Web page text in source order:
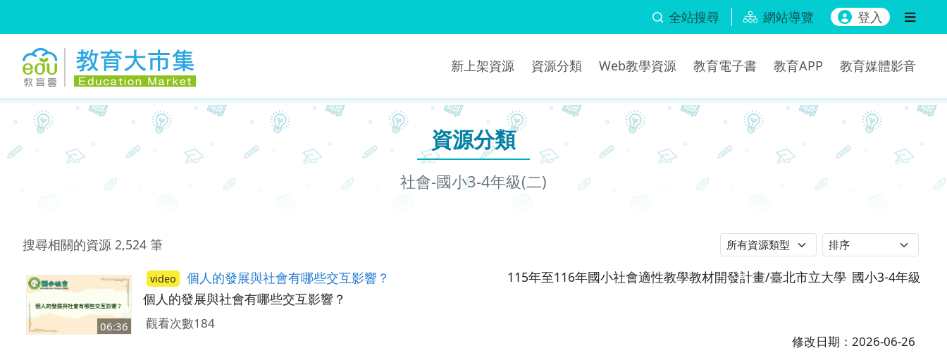
全站搜尋 網站導覽 登入
新上架資源 資源分類 Web教學資源 教育電子書 教育APP 教育媒體影音
資源分類
社會-國小3-4年級(二)
搜尋相關的資源 2,524 筆
06:36
video 個人的發展與社會有哪些交互影響？ 115年至116年國小社會適性教學教材開發計畫/臺北市立大學 國小3-4年級
個人的發展與社會有哪些交互影響？
觀看次數184
修改日期：2026-06-26